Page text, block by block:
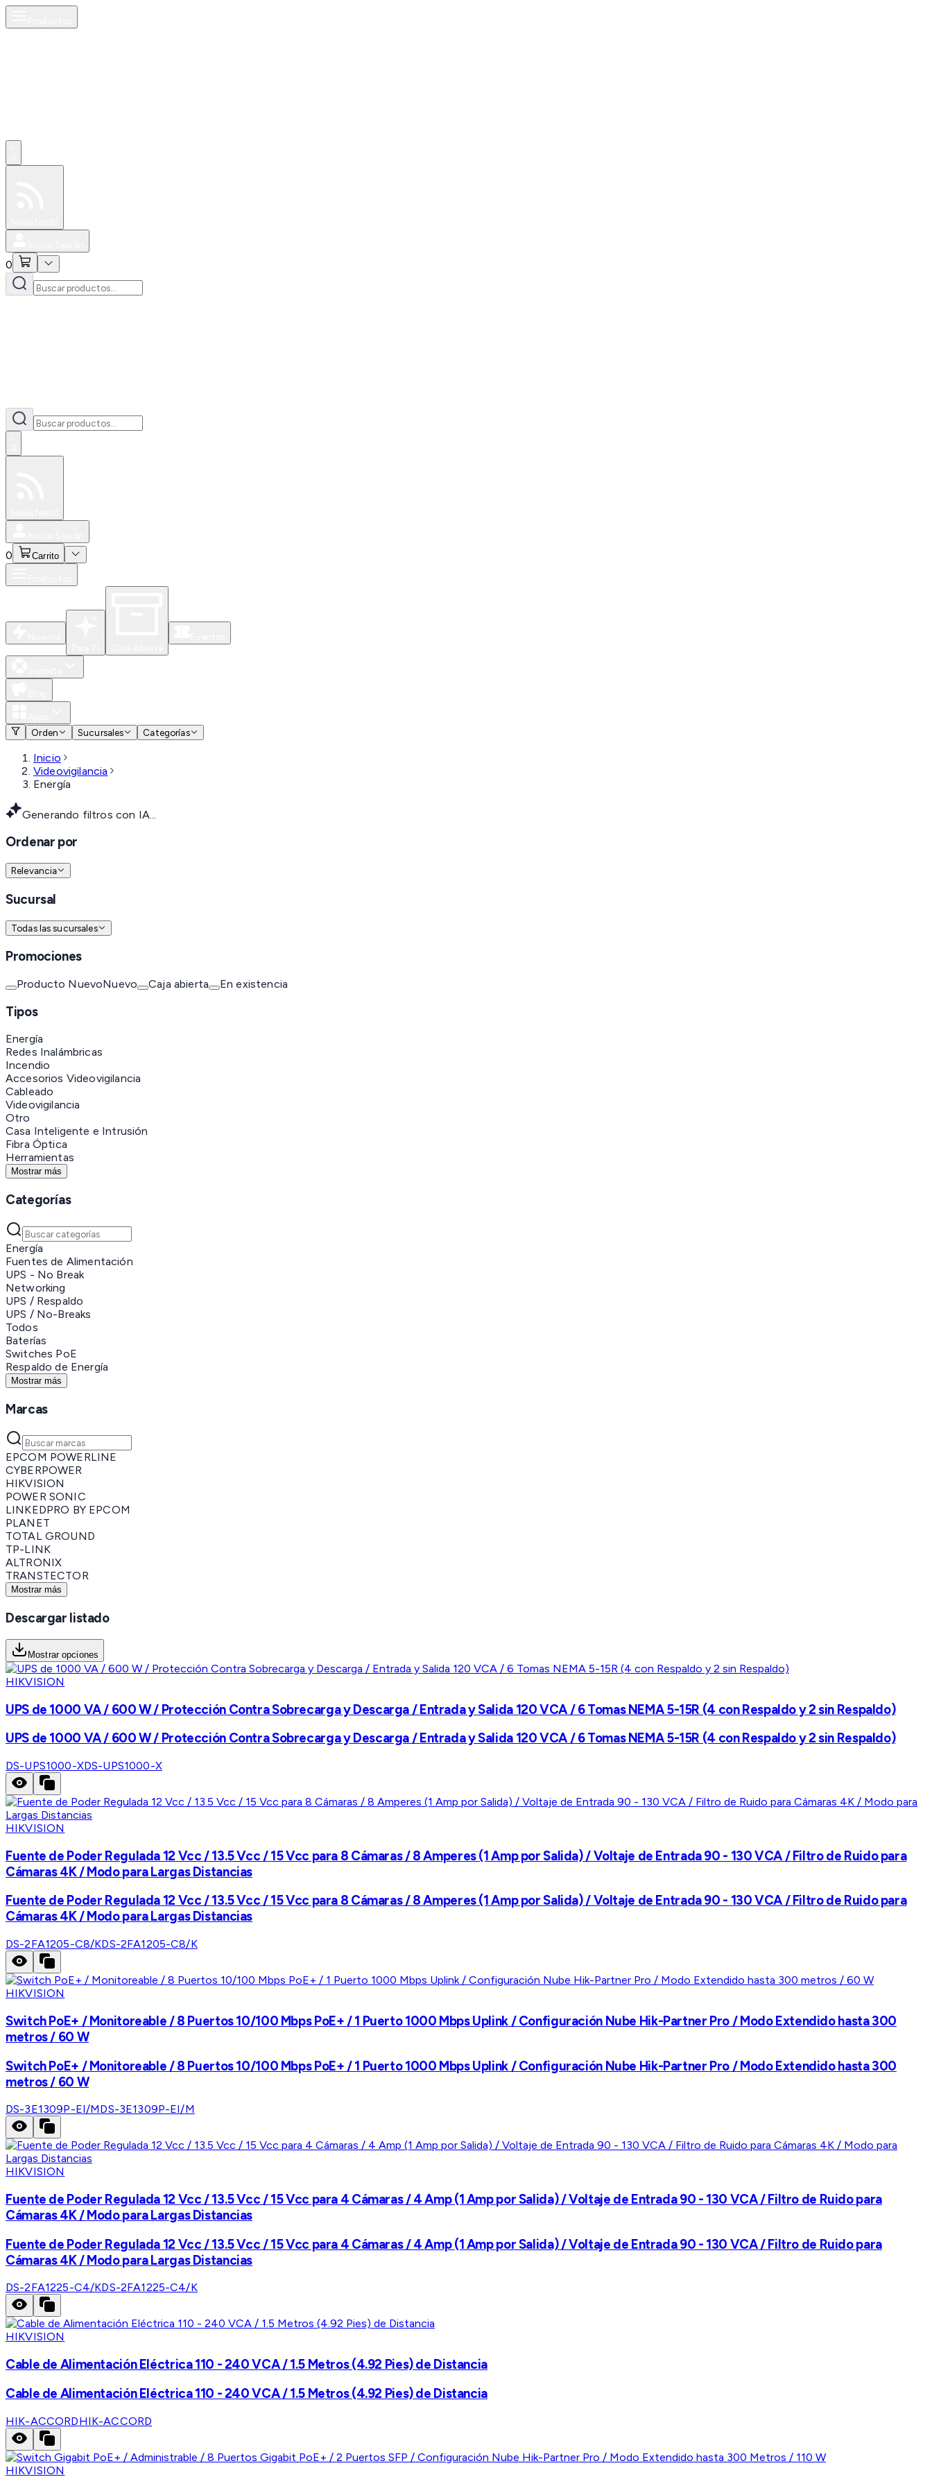
0
0 Carrito
Orden
Sucursales Categorías
Inicio
Videovigilancia
Energía
Generando filtros con IA...
Ordenar por
Relevancia
Sucursal
Todas las sucursales
Promociones
Producto NuevoNuevo Caja abierta En existencia
Tipos
Energía
Redes Inalámbricas
Incendio
Accesorios Videovigilancia
Cableado
Videovigilancia
Otro
Casa Inteligente e Intrusión
Fibra Óptica
Herramientas
Mostrar más
Categorías
Energía
Fuentes de Alimentación
UPS - No Break
Networking
UPS / Respaldo
UPS / No-Breaks
Todos
Baterías
Switches PoE
Respaldo de Energía
Mostrar más
Marcas
EPCOM POWERLINE
CYBERPOWER
HIKVISION
POWER SONIC
LINKEDPRO BY EPCOM
PLANET
TOTAL GROUND
TP-LINK
ALTRONIX
TRANSTECTOR
Mostrar más
Descargar listado
Mostrar opciones
HIKVISION
UPS de 1000 VA / 600 W / Protección Contra Sobrecarga y Descarga / Entrada y Salida 120 VCA / 6 Tomas NEMA 5-15R (4 con Respaldo y 2 sin Respaldo)
UPS de 1000 VA / 600 W / Protección Contra Sobrecarga y Descarga / Entrada y Salida 120 VCA / 6 Tomas NEMA 5-15R (4 con Respaldo y 2 sin Respaldo)
DS-UPS1000-XDS-UPS1000-X
HIKVISION
Fuente de Poder Regulada 12 Vcc / 13.5 Vcc / 15 Vcc para 8 Cámaras / 8 Amperes (1 Amp por Salida) / Voltaje de Entrada 90 - 130 VCA / Filtro de Ruido para
Cámaras 4K / Modo para Largas Distancias
Fuente de Poder Regulada 12 Vcc / 13.5 Vcc / 15 Vcc para 8 Cámaras / 8 Amperes (1 Amp por Salida) / Voltaje de Entrada 90 - 130 VCA / Filtro de Ruido para
Cámaras 4K / Modo para Largas Distancias
DS-2FA1205-C8/KDS-2FA1205-C8/K
HIKVISION
Switch PoE+ / Monitoreable / 8 Puertos 10/100 Mbps PoE+ / 1 Puerto 1000 Mbps Uplink / Configuración Nube Hik-Partner Pro / Modo Extendido hasta 300
metros / 60 W
Switch PoE+ / Monitoreable / 8 Puertos 10/100 Mbps PoE+ / 1 Puerto 1000 Mbps Uplink / Configuración Nube Hik-Partner Pro / Modo Extendido hasta 300
metros / 60 W
DS-3E1309P-EI/MDS-3E1309P-EI/M
HIKVISION
Fuente de Poder Regulada 12 Vcc / 13.5 Vcc / 15 Vcc para 4 Cámaras / 4 Amp (1 Amp por Salida) / Voltaje de Entrada 90 - 130 VCA / Filtro de Ruido para
Cámaras 4K / Modo para Largas Distancias
Fuente de Poder Regulada 12 Vcc / 13.5 Vcc / 15 Vcc para 4 Cámaras / 4 Amp (1 Amp por Salida) / Voltaje de Entrada 90 - 130 VCA / Filtro de Ruido para
Cámaras 4K / Modo para Largas Distancias
DS-2FA1225-C4/KDS-2FA1225-C4/K
HIKVISION
Cable de Alimentación Eléctrica 110 - 240 VCA / 1.5 Metros (4.92 Pies) de Distancia
Cable de Alimentación Eléctrica 110 - 240 VCA / 1.5 Metros (4.92 Pies) de Distancia
HIK-ACCORDHIK-ACCORD
HIKVISION